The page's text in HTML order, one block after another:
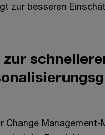
zur besseren
Management-